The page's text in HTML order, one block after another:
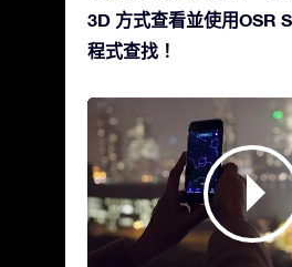
3D 方式查看並使用OSR
程式查找！